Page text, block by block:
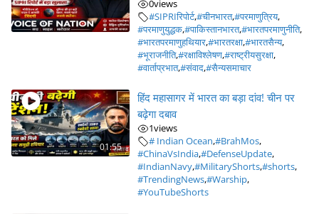
0views
#SIPRIरिपोर्ट,#चीनभारत,#परमाणुत्रिय,
#परमाणुयुद्धक,#पाकिस्तानभारत,#भारतपरमाणुनीति,
#भारतपरमाणुहथियार,#भारतरक्षा,#भारतसैन्य,
#भूराजनीति,#रक्षाविश्लेषण,#राष्ट्रीयसुरक्षा,
#वार्ताप्रभात,#संवाद,#सैन्यसमाचार
01:55
हिंद महासागर में भारत का बड़ा दांव! चीन पर
बढ़ेगा दबाव
1views
# Indian Ocean,#BrahMos,
#ChinaVsIndia,#DefenseUpdate,
#IndianNavy,#MilitaryShorts,#shorts,
#TrendingNews,#Warship,
#YouTubeShorts